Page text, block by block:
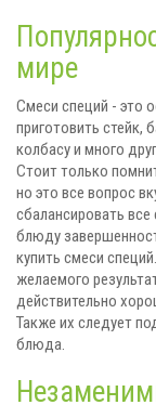
мире
Смеси специй - это
приготовить
колбасу и много
Стоит только
но это все вопрос
сбалансировать
блюду
купить смеси
желаемого
действительно
Также их следует
блюда.